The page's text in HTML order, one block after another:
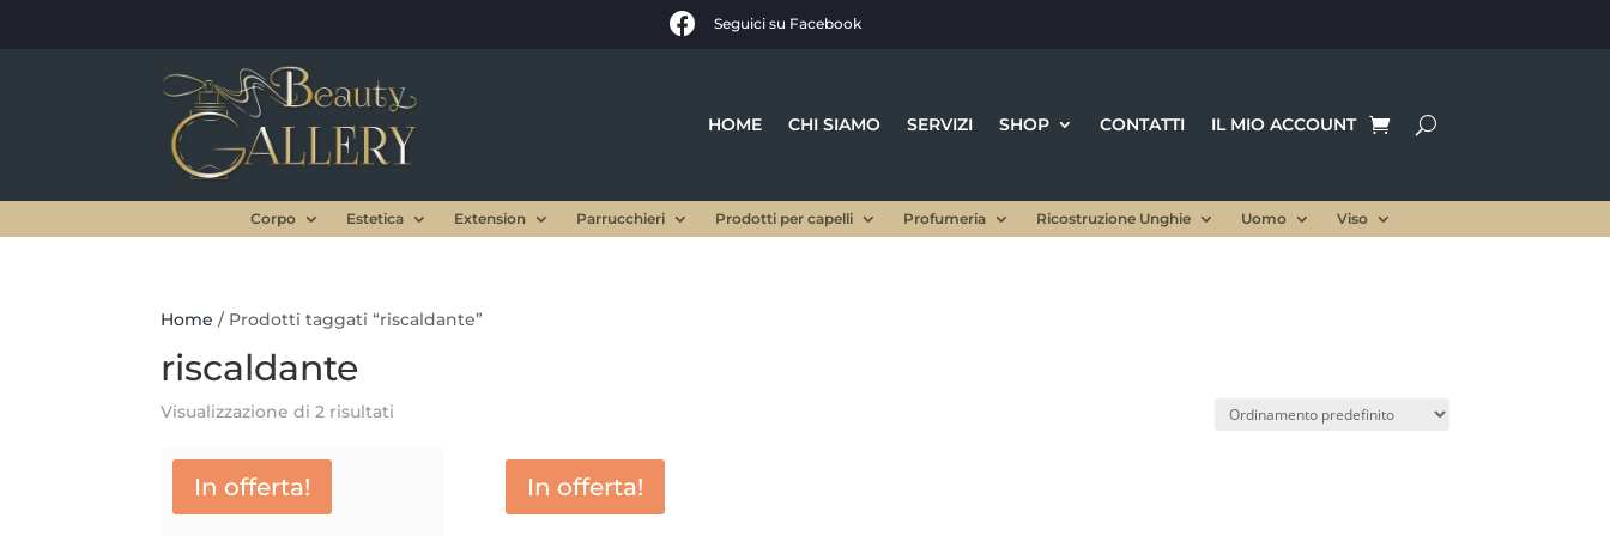
 Seguici su Facebook
HOME CHI SIAMO SERVIZI SHOP CONTATTI IL MIO ACCOUNT
Corpo Estetica Extension Parrucchieri Prodotti per capelli Profumeria Ricostruzione Unghie Uomo Viso
Home / Prodotti taggati “riscaldante”
riscaldante
Visualizzazione di 2 risultati
In offerta! In offerta!